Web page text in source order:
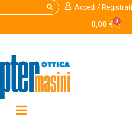
Accedi / Registrati
0,00 € 0